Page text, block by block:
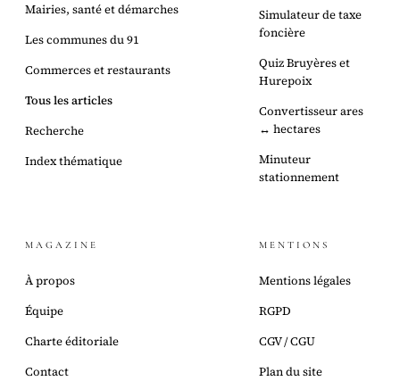
Mairies, santé et démarches
Les communes du 91
Commerces et restaurants
Tous les articles
Recherche
Index thématique
Simulateur de taxe
foncière
Quiz Bruyères et
Hurepoix
Convertisseur ares
↔ hectares
Minuteur
stationnement
MAGAZINE
À propos
Équipe
Charte éditoriale
Contact
MENTIONS
Mentions légales
RGPD
CGV / CGU
Plan du site